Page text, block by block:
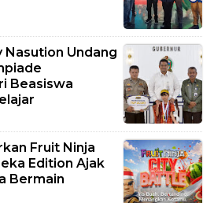
Nasution Undang
Beasiswa
Fruit Ninja
Edition Ajak
Bermain